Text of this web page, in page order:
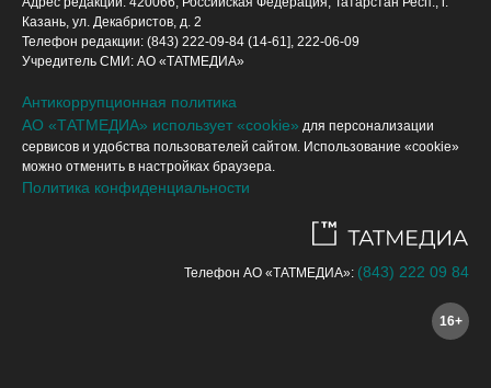
Казань, ул. Декабристов, д. 2
Телефон редакции: (843) 222-09-84 (14-61], 222-06-09
Учредитель СМИ: АО «ТАТМЕДИА»
Антикоррупционная политика
АО «ТАТМЕДИА» использует «cookie» для персонализации
сервисов и удобства пользователей сайтом. Использование «cookie»
можно отменить в настройках браузера.
Политика конфиденциальности
Телефон АО «ТАТМЕДИА»: (843) 222 09 84
16+